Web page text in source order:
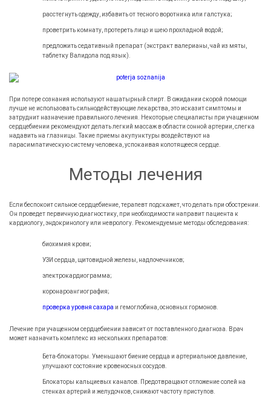
расстегнуть одежду, избавить от тесного воротника или галстука;
проветрить комнату, протереть лицо и шею прохладной водой;
предложить седативный препарат (экстракт валерианы, чай из мяты,
таблетку Валидола под язык).
При потере сознания используют нашатырный спирт. В ожидании скорой помощи
лучше не использовать сильнодействующие лекарства, это исказит симптомы и
затруднит назначение правильного лечения. Некоторые специалисты при учащенном
сердцебиении рекомендуют делать легкий массаж в области сонной артерии, слегка
надавить на глазницы. Такие приемы акупунктуры воздействуют на
парасимпатическую систему человека, успокаивая колотящееся сердце.
Методы лечения
Если беспокоит сильное сердцебиение, терапевт подскажет, что делать при обострении.
Он проведет первичную диагностику, при необходимости направит пациента к
кардиологу, эндокринологу или неврологу. Рекомендуемые методы обследования:
биохимия крови;
УЗИ сердца, щитовидной железы, надпочечников;
электрокардиограмма;
коронароангиография;
проверка уровня сахара и гемоглобина, основных гормонов.
Лечение при учащенном сердцебиении зависит от поставленного диагноза. Врач
может назначить комплекс из нескольких препаратов:
Бета-блокаторы. Уменьшают биение сердца и артериальное давление,
улучшают состояние кровеносных сосудов.
Блокаторы кальциевых каналов. Предотвращают отложение солей на
стенках артерий и желудочков, снижают частоту приступов.